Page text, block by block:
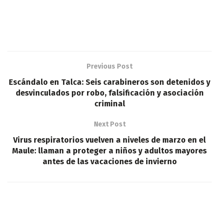
Previous Post
​Escándalo en Talca: Seis carabineros son detenidos y
desvinculados por robo, falsificación y asociación
criminal
Next Post
Virus respiratorios vuelven a niveles de marzo en el
Maule: llaman a proteger a niños y adultos mayores
antes de las vacaciones de invierno